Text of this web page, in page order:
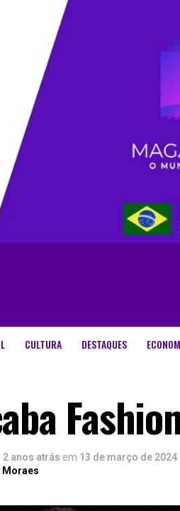
CULTURA DESTAQUES
2 anos atrás em 13 de março de 2024
Moraes